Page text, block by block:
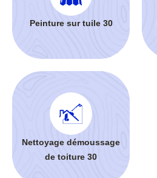
Peinture sur tuile 30
Nettoyage démoussage
de toiture 30